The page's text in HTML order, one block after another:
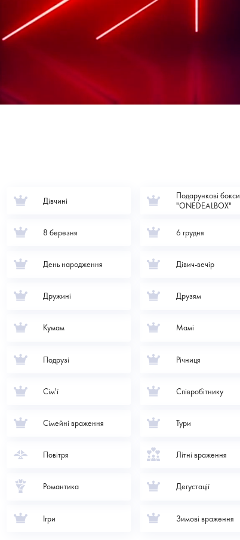
Дівчині
Подарункові бокси
"ONEDEALBOX"
8 березня 6 грудня
День народження Дівич-вечір
Дружині Друзям
Кумам Мамі
Подрузі Річниця
Сім'ї Співробітнику
Сімейні враження Тури
Повітря Літні враження
Романтика Дегустації
Ігри Зимові враження